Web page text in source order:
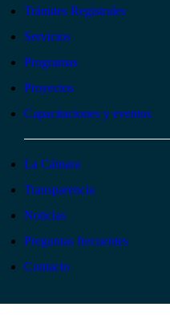
Trámites Registrales
Servicios
Programas
Proyectos
Capacitaciones y eventos
La Cámara
Transparencia
Noticias
Preguntas frecuentes
Contacto